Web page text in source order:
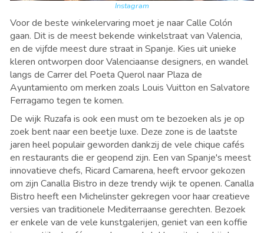
Instagram
Voor de beste winkelervaring moet je naar Calle Colón
gaan. Dit is de meest bekende winkelstraat van Valencia,
en de vijfde meest dure straat in Spanje. Kies uit unieke
kleren ontworpen door Valenciaanse designers, en wandel
langs de Carrer del Poeta Querol naar Plaza de
Ayuntamiento om merken zoals Louis Vuitton en Salvatore
Ferragamo tegen te komen.
De wijk Ruzafa is ook een must om te bezoeken als je op
zoek bent naar een beetje luxe. Deze zone is de laatste
jaren heel populair geworden dankzij de vele chique cafés
en restaurants die er geopend zijn. Een van Spanje's meest
innovatieve chefs, Ricard Camarena, heeft ervoor gekozen
om zijn Canalla Bistro in deze trendy wijk te openen. Canalla
Bistro heeft een Michelinster gekregen voor haar creatieve
versies van traditionele Mediterraanse gerechten. Bezoek
er enkele van de vele kunstgalerijen, geniet van een koffie